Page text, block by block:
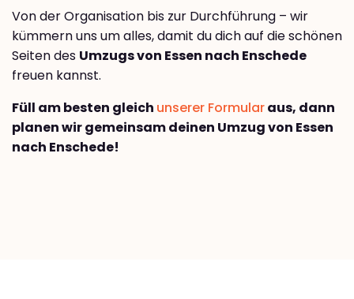
Von der Organisation bis zur Durchführung – wir
kümmern uns um alles, damit du dich auf die schönen
Seiten des Umzugs von Essen nach Enschede
freuen kannst.
Füll am besten gleich unserer Formularaus, dann
planen wir gemeinsam deinen Umzug von Essen
nach Enschede!